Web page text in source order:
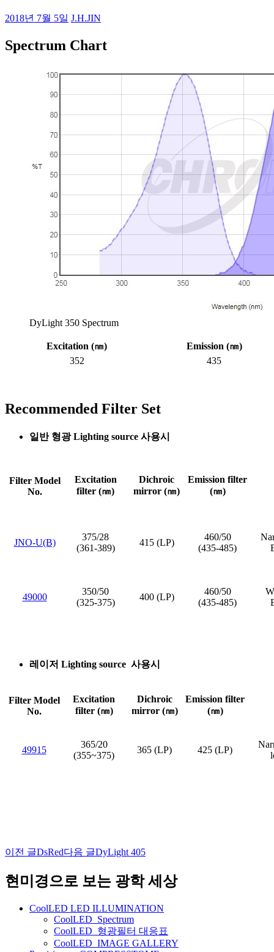
2018년 7월 5일 J.H.JIN
Spectrum Chart
DyLight 350 Spectrum
Excitation (㎚) Emission (㎚)
352
435
Recommended Filter Set
일반 형광 Lighting source 사용시
Filter Model
No.
Excitation
filter (㎚)
Dichroic
mirror (㎚)
Emission filter
(㎚)
JNO-U(B)
375/28
(361-389)
415 (LP)
460/50
(435-485)
49000
350/50
(325-375)
400 (LP)
460/50
(435-485)
레이저 Lighting source 사용시
Filter Model
No.
Excitation
filter (㎚)
Dichroic
mirror (㎚)
Emission filter
(㎚)
49915
365/20
(355~375)
365 (LP) 425 (LP)
글
네
이전 글DsRed다음 글DyLight 405
현미경으로 보는 광학 세상
CoolLED LED ILLUMINATION
CoolLED_Spectrum
CoolLED_형광필터 대응표
CoolLED_IMAGE GALLERY